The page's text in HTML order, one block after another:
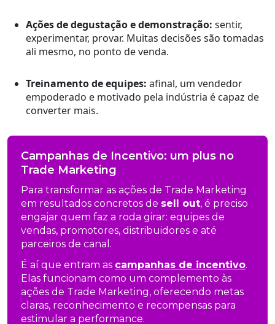
Ações de degustação e demonstração: sentir,
experimentar, provar. Muitas decisões são tomadas
ali mesmo, no ponto de venda.
Treinamento de equipes: afinal, um vendedor
empoderado e motivado pela indústria é capaz de
converter mais.
Campanhas de Incentivo: um plus no
Trade Marketing
Para transformar as ações de Trade Marketing
em resultados concretos de sell out, é preciso
engajar quem faz a roda girar: equipes de
vendas, promotores, distribuidores e até
parceiros de canal.
É aí que entram as campanhas de incentivo.
Elas funcionam como um complemento às
ações de Trade Marketing, oferecendo metas
claras, reconhecimento e recompensas para
estimular a performance.